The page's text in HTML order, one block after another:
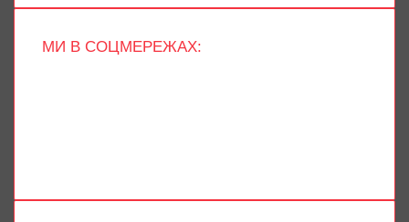
МИ В СОЦМЕРЕЖАХ: